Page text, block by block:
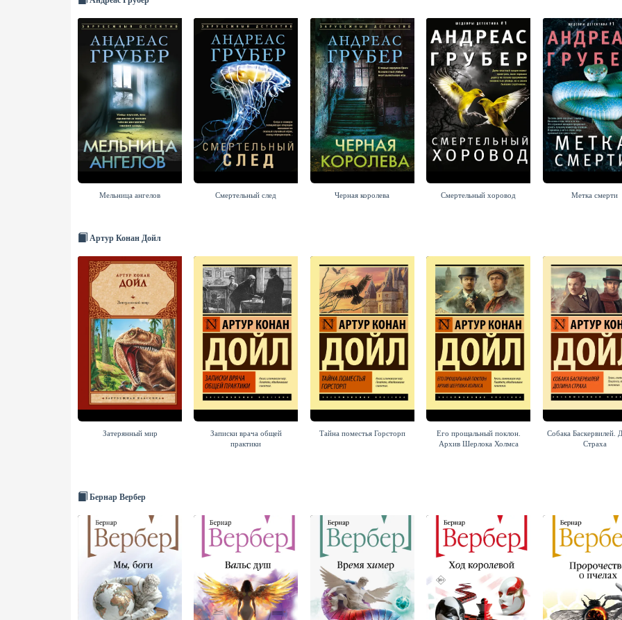
Мельница ангелов Смертельный след Черная королева Смертельный хоровод Метка смерти
Артур Конан Дойл
Затерянный мир
Записки врача общей
практики
Тайна поместья Горсторп
Его прощальный поклон.
Архив Шерлока Холмса
Собака Баскервилей.
Страха
Бернар Вербер